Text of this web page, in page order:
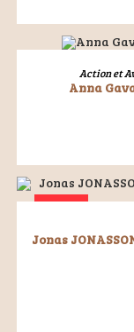
Action et
Anna
ÉPUISÉ
Jonas